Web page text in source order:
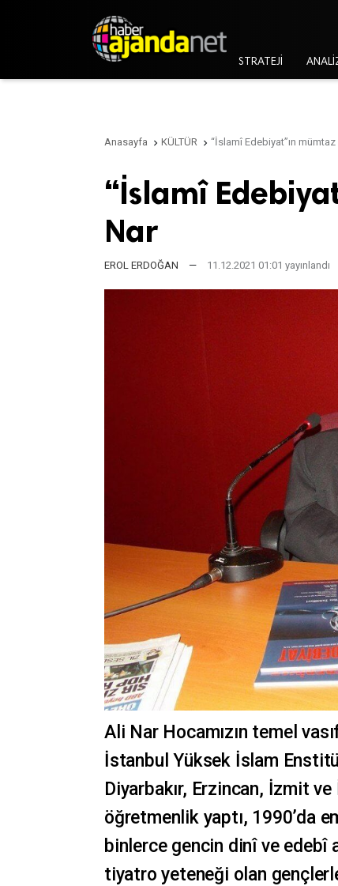
STRATEJİ
Anasayfa  KÜLTÜR  “İslamî Edebiyat”ın
“İslamî
Nar
EROL ERDOĞAN — 11.12.2021 01:01 yayınlandı
Ali Nar Hocamızın temel
İstanbul Yüksek İslam
Diyarbakır, Erzincan, İzmit
öğretmenlik yaptı, 1990’da
binlerce gencin dinî ve edebî
tiyatro yeteneği olan